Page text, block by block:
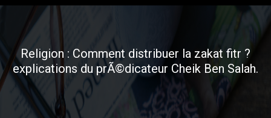
navigation
Religion : Comment distribuer la zakat fitr ?
explications du prÃ©dicateur Cheik Ben Salah.